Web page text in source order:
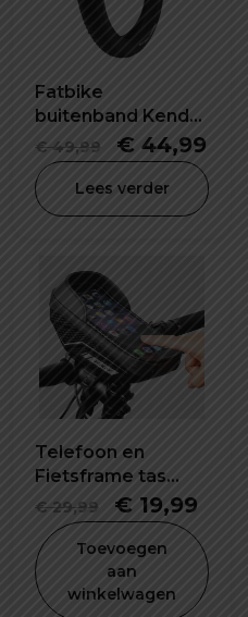
Fatbike
buitenband Kenda
26X4.0 inch K1188
€49,99
prijs
was:
€ 44,99
is:
Lees verder
Telefoon en
Fietsframe tas
waterdicht en
schokbestendig
€29,99
was:
€ 29,99.
€ 19,99
prijs
is:
€
Toevoegen
aan
winkelwagen